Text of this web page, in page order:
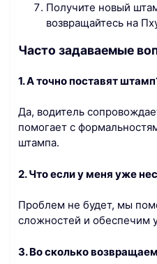
Получите новый
возвращайтесь на
Часто задаваемые
1. А точно поставят
Да, водитель
помогает с
штампа.
2. Что если у меня уже
Проблем не будет, мы
сложностей и обеспечим
3. Во сколько